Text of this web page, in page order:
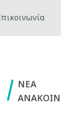
NEA